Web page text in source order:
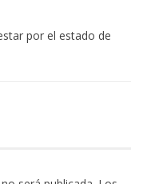
por el estado de